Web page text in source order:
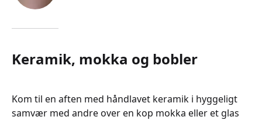
Keramik, mokka og bobler
Kom til en aften med håndlavet keramik i hyggeligt
samvær med andre over en kop mokka eller et glas